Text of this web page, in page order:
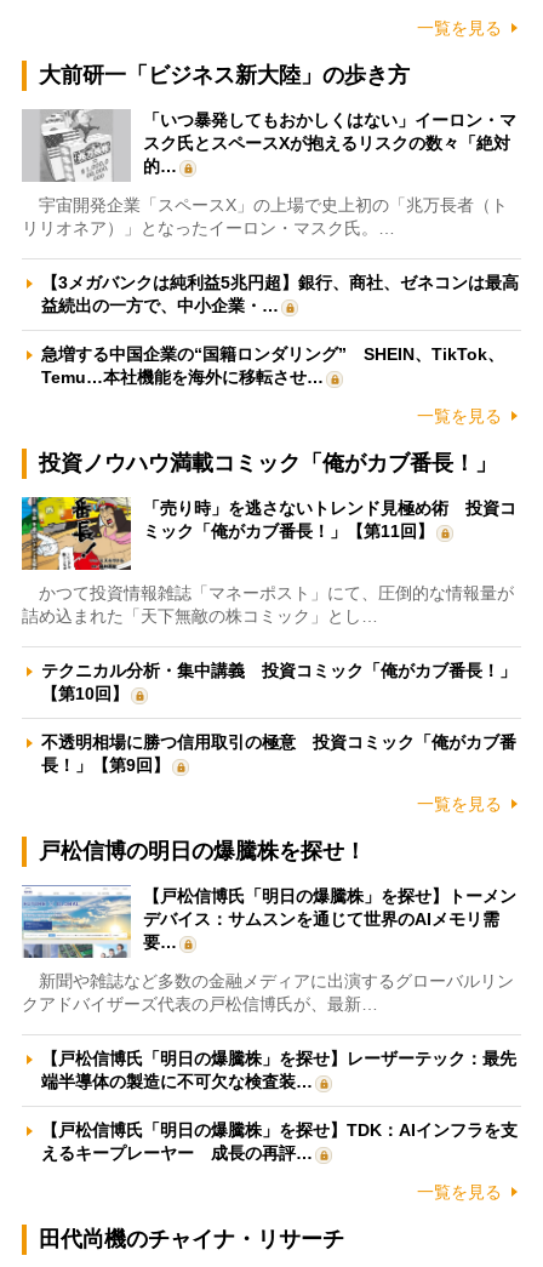
一覧を見る
大前研一「ビジネス新大陸」の歩き方
「いつ暴発してもおかしくはない」イーロン・マ
スク氏とスペースXが抱えるリスクの数々「絶対
的…
宇宙開発企業「スペースX」の上場で史上初の「兆万長者（ト
リリオネア）」となったイーロン・マスク氏。…
【3メガバンクは純利益5兆円超】銀行、商社、ゼネコンは最高
益続出の一方で、中小企業・…
急増する中国企業の“国籍ロンダリング” SHEIN、TikTok、
Temu…本社機能を海外に移転させ…
一覧を見る
投資ノウハウ満載コミック「俺がカブ番長！」
「売り時」を逃さないトレンド見極め術 投資コ
ミック「俺がカブ番長！」【第11回】
かつて投資情報雑誌「マネーポスト」にて、圧倒的な情報量が
詰め込まれた「天下無敵の株コミック」とし…
テクニカル分析・集中講義 投資コミック「俺がカブ番長！」
【第10回】
不透明相場に勝つ信用取引の極意 投資コミック「俺がカブ番
長！」【第9回】
一覧を見る
戸松信博の明日の爆騰株を探せ！
【戸松信博氏「明日の爆騰株」を探せ】トーメン
デバイス：サムスンを通じて世界のAIメモリ需
要…
新聞や雑誌など多数の金融メディアに出演するグローバルリン
クアドバイザーズ代表の戸松信博氏が、最新…
【戸松信博氏「明日の爆騰株」を探せ】レーザーテック：最先
端半導体の製造に不可欠な検査装…
【戸松信博氏「明日の爆騰株」を探せ】TDK：AIインフラを支
えるキープレーヤー 成長の再評…
一覧を見る
田代尚機のチャイナ・リサーチ